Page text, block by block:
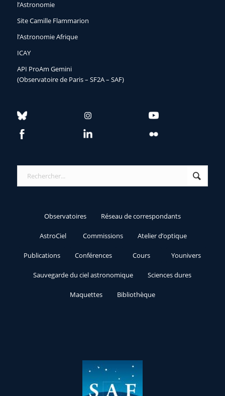
l’Astronomie
Site Camille Flammarion
l’Astronomie Afrique
ICAY
API ProAm Gemini
(Observatoire de Paris – SF2A – SAF)
Observatoires Réseau de correspondants
AstroCiel Commissions Atelier d’optique
Publications Conférences Cours Younivers
Sauvegarde du ciel astronomique Sciences dures
Maquettes Bibliothèque